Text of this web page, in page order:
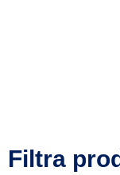
Filtra